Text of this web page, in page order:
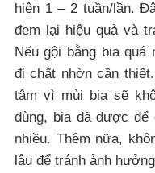
hiện 1 – 2 tuần/lần.
đem lại hiệu quả và
Nếu gội bằng bia quá
đi chất nhờn cần
tâm vì mùi bia sẽ
dùng, bia đã được để
nhiều. Thêm nữa,
lâu để tránh ảnh